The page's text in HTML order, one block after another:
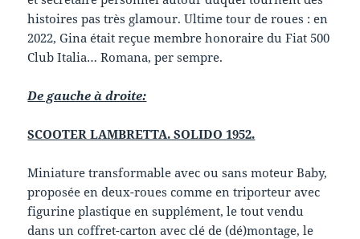
histoires pas très glamour. Ultime tour de roues : en
2022, Gina était reçue membre honoraire du Fiat 500
Club Italia… Romana, per sempre.
De gauche à droite:
SCOOTER LAMBRETTA. SOLIDO 1952.
Miniature transformable avec ou sans moteur Baby,
proposée en deux-roues comme en triporteur avec
figurine plastique en supplément, le tout vendu
dans un coffret-carton avec clé de (dé)montage, le